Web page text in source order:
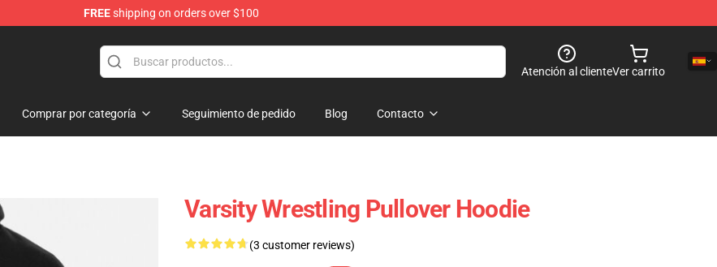
FREEshipping on orders over $100
Atención al clienteVer carrito
Comprar por categoría Seguimiento de pedido Blog Contacto
Varsity Wrestling Pullover Hoodie
(3 customer reviews)